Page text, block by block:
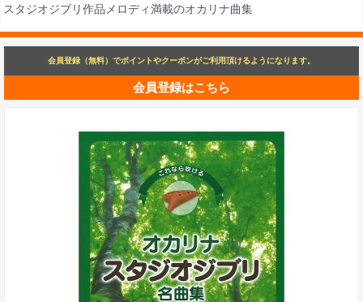
スタジオジブリ作品メロディ満載のオカリナ曲集
会員登録（無料）でポイントやクーポンがご利用頂けるようになります。
会員登録はこちら